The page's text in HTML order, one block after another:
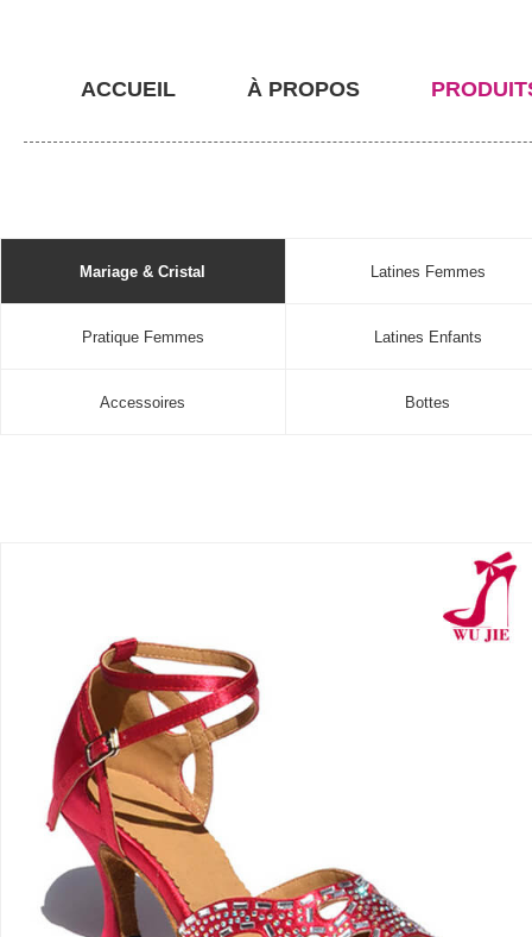
ACCUEIL À PROPOS
Mariage & Cristal Latines Femmes
Pratique Femmes Latines Enfants
Accessoires Bottes